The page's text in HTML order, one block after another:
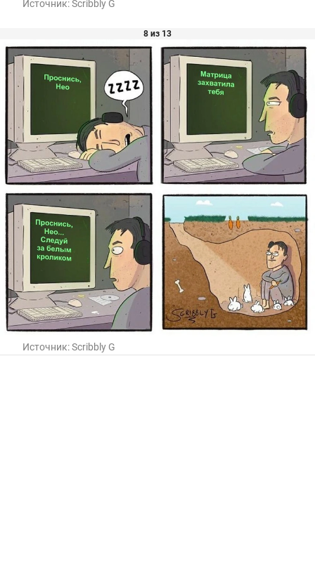
Источник:Scribbly G
8 из 13
Источник:Scribbly G